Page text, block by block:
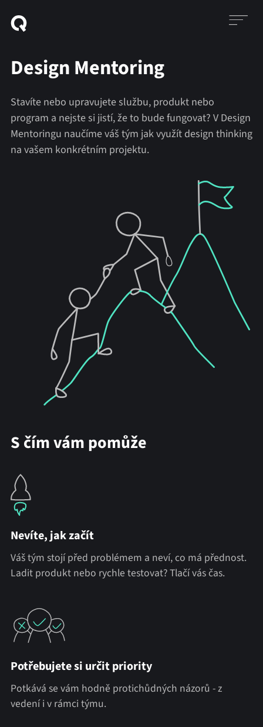
Design Mentoring
Stavíte nebo upravujete službu, produkt nebo
program a nejste si jistí, že to bude fungovat? V Design
Mentoringu naučíme váš tým jak využít design thinking
na vašem konkrétním projektu.
S čím vám pomůže
Nevíte, jak začít
Váš tým stojí před problémem a neví, co má přednost.
Ladit produkt nebo rychle testovat? Tlačí vás čas.
Potřebujete si určit priority
Potkává se vám hodně protichůdných názorů - z
vedení i v rámci týmu.